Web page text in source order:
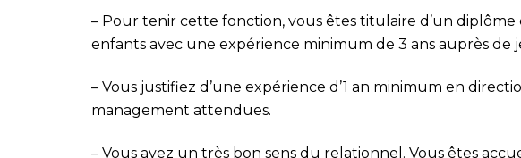
– Pour tenir cette fonction, vous êtes titulaire d’un diplôme
enfants avec une expérience minimum de 3 ans auprès de
– Vous justifiez d’une expérience d’1 an minimum en
management attendues.
– Vous avez un très bon sens du relationnel. Vous êtes